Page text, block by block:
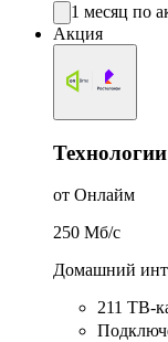
1 месяц по
Акция
от Онлайм
250 Мб/c
Домашний
211 ТВ-